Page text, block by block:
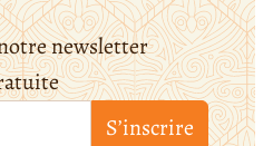
newsletter
S’inscrire